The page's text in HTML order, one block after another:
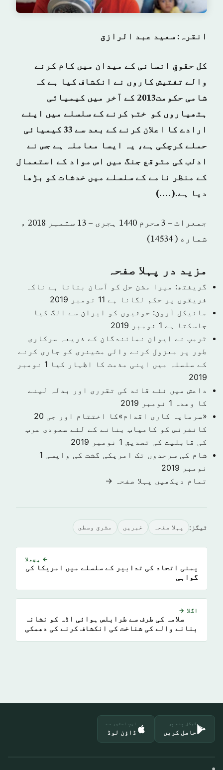
انقرہ: سعید عبد الرازق
کل حقوقِ انسانی کے میدان میں کام کرنے
والے تفتیش کاروں نے انکشاف کیا ہے کہ
شامی حکومت2013 کے آخر میں کیمیائی
ہتھیاروں کو ختم کرنے کے سلسلے میں اپنے
ارادے کا اعلان کرنے کے بعد سے 33 کیمیائی
حملے کرچکی ہے، یہ ایسا معاملہ ہے جس نے
ادلب کی متوقع جنگ میں اس مواد کے استعمال
کے منظر نامے کے سلسلے میں خدشات کو بڑھا
دیا ہے.(….)
جمعرات – 3محرم 1440 ہجرى – 13 ستمبر 2018 ء
شماره ( 14534)
مزید در پہلا صفحہ
گریفتھ: میرا مشن حل کو آسان بنانا ہے ناکہ
فریقوں پر حکم لگانا ہے 11 نومبر 2019
مائیکل آرون: حوثیوں کو ایران سے الگ کیا
جاسکتا ہے 1 نومبر 2019
ٹرمپ نے ایوان نمائندگان کے ذریعہ سرکاری
طور پر معزول کرنے والی مشینری کو جاری کرنے
کے سلسلہ میں اپنی مذمت کا اظہار کیا
1 نومبر
2019
داعش میں نئے قائد کی تقرری اور بدلہ لینے
کا وعدہ 1 نومبر 2019
«سرمایہ کاری اقدام»کا اختتام اور جی 20
کانفرنس کو کامیاب بنانے کے لئے سعودی عرب
کی قابلیت کی تصدیق 1 نومبر 2019
شام کی سرحدوں تک امریکی گشت کی واپسی 1
نومبر 2019
تمام دیکھیں پہلا صفحہ →
ٹیگز: پہلا صفحہ خبريں مشرق وسطى
← پچھلا
یمنی اتحاد کی تدابیر کے سلسلے میں امریکا کی
گواہی
اگلا →
سلامہ کی طرف سے طرابلس ہوائی اڈہ کو نشانہ
بنانے والے کی شناخت کی انکشاف کرنے کی دھمکی
گوگل پلے پر
حاصل کریں
ایپ اسٹور سے
ڈاؤن لوڈ